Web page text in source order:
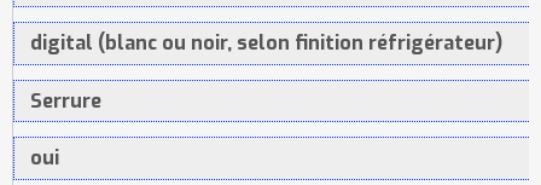
digital (blanc ou noir, selon finition réfrigérateur)
Serrure
oui